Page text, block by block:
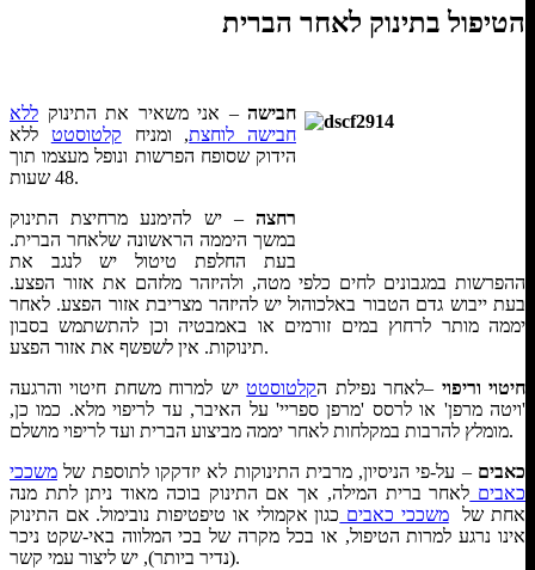
з автоматичним схваленням онлайн. Если у вас есть
попробовать оформитькредит по СМС. Это займет всего
Онлайн на банківську карткупозика без поручителів
оформлення відбувається в офісі. Вивчіть наш рейтинг
הטיפול בתינוק לאחר הברית
חבישה – אני משאיר את התינוק ללא
חבישה לוחצת, ומניח קלטוסטט ללא
הידוק שסופח הפרשות ונופל מעצמו תוך
48 שעות.
רחצה – יש להימנע מרחיצת התינוק
במשך היממה הראשונה שלאחר הברית.
בעת החלפת טיטול יש לנגב את
ההפרשות במגבונים לחים כלפי מטה, ולהיזהר מלזהם את אזור הפצע.
בעת ייבוש גדם הטבור באלכוהול יש להיזהר מצריבת אזור הפצע. לאחר
יממה מותר לרחוץ במים זורמים או באמבטיה וכן להתשתמש בסבון
תינוקות. אין לשפשף את אזור הפצע.
חיטוי וריפוי –לאחר נפילת הקלטוסטטיש למרוח משחת חיטוי והרגעה
'ויטה מרפן' או לרסס 'מרפן ספריי' על האיבר, עד לריפוי מלא. כמו כן,
מומלץ להרבות במקלחות לאחר יממה מביצוע הברית ועד לריפוי מושלם.
כאבים– על-פי הניסיון, מרבית התינוקות לא יזדקקו לתוספת של משככי
כאבים לאחר ברית המילה, אך אם התינוק בוכה מאוד ניתן לתת מנה
אחת שלמשככי כאבים כגון אקמולי או טיפטיפות נובימול. אם התינוק
אינו נרגע למרות הטיפול, או בכל מקרה של בכי המלווה באי-שקט ניכר
(נדיר ביותר), יש ליצור עמי קשר.